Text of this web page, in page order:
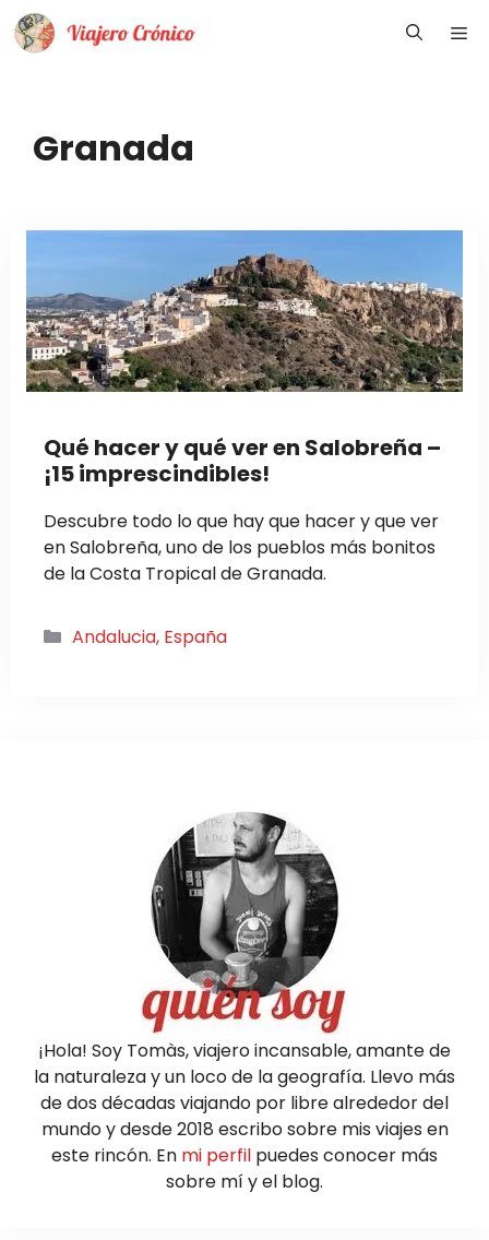
Saltar
Granada
Qué hacer y qué ver en Salobreña –
¡15 imprescindibles!
Descubre todo lo que hay que hacer y que ver
en Salobreña, uno de los pueblos más bonitos
de la Costa Tropical de Granada.
Categorías
Andalucia, España
¡Hola! Soy Tomàs, viajero incansable, amante de
la naturaleza y un loco de la geografía. Llevo más
de dos décadas viajando por libre alrededor del
mundo y desde 2018 escribo sobre mis viajes en
este rincón. En mi perfil puedes conocer más
sobre mí y el blog.